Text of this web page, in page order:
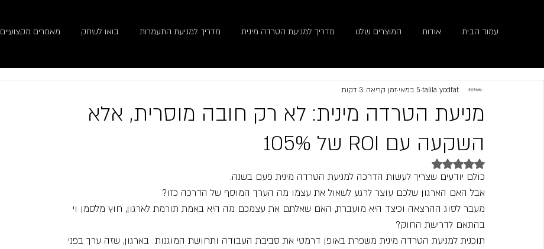
עמוד הבית אודות המוצרים שלנו מדריך למניעת הטרדה מינית מדריך למניעת התעמרות בואו לשחק מאמרים מקצועיים
מניעת הטרדה מינית: לא רק חובה מוסרית, אלא
השקעה עם ROI של 105%
talila yodfat 5 במאי זמן קריאה 3 דקות
דירוג של NaN מתוך 5 כוכבים
כולם יודעים שצריך לעשות הדרכה למניעת הטרדה מינית פעם בשנה.
אבל האם הארגון שלכם עוצר לרגע לשאול את עצמו מה הערך המוסף של הדרכה כזו?
מעבר לסוג ההרצאה וכיצד היא מועברת, האם שאלתם את עצמכם מה היא באמת תורמת לארגון, חוץ מלסמן וי
בהתאם לדרישת החוק?
תוכנית למניעת הטרדה מינית משפרת באופן דרמטי את סביבת העבודה ותחושת המוגנות  בארגון, שזה ערך בפני